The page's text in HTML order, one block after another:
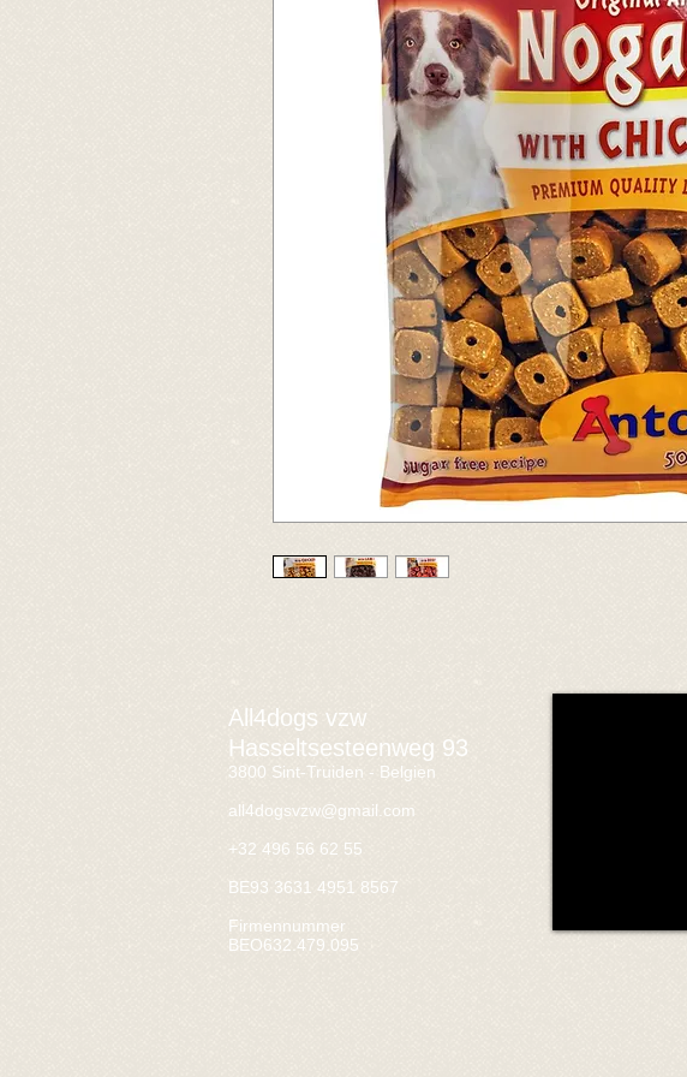
All4dogs vzw
Hasseltsesteenweg 93
3800 Sint-Truiden - Belgien
all4dogsvzw@gmail.com
+32 496 56 62 55
BE93 3631 4951 8567
Firmennummer
BEO632.479.095